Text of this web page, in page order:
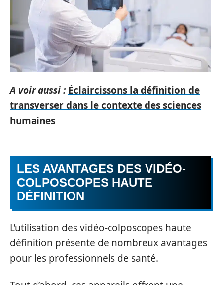
A voir aussi : Éclaircissons la définition de
transverser dans le contexte des sciences
humaines
LES AVANTAGES DES VIDÉO-
COLPOSCOPES HAUTE
DÉFINITION
L’utilisation des vidéo-colposcopes haute
définition présente de nombreux avantages
pour les professionnels de santé.